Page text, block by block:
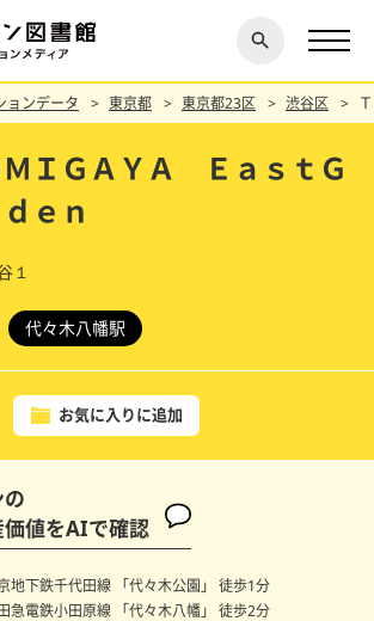
探す
閉じ
る
ョンデータ 東京都 東京都23区 渋谷区
ＭＩＧＡＹＡ ＥａｓｔＧ
ｅｎ
１
代々木八幡駅
お気に入りに追加
値をAIで確認
地下鉄千代田線 「代々木公園」 徒歩1分
急電鉄小田原線 「代々木八幡」 徒歩2分